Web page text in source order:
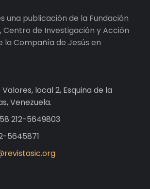
una publicación de la Fundación
Centro de Investigación y Acción
la Compañía de Jesús en
local 2, Esquina de la
Venezuela.
212-5649803
5645871